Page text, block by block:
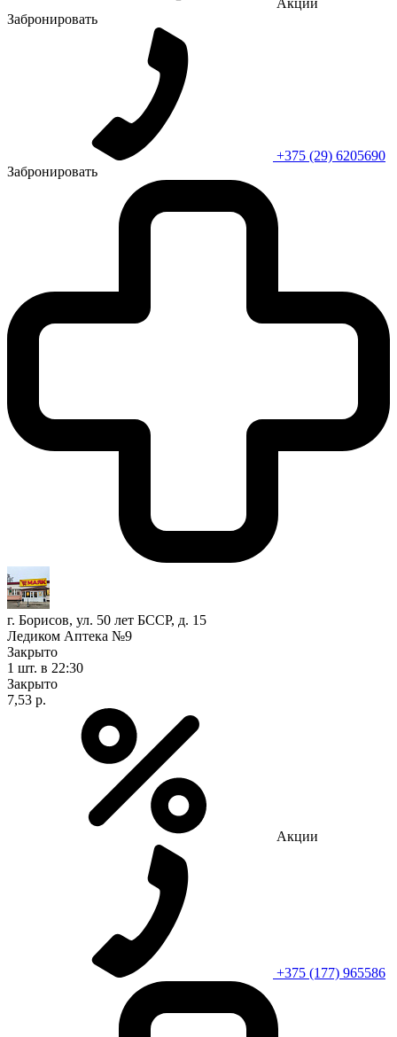
Забронировать
+375 (29) 6205690
Забронировать
г. Борисов, ул. 50 лет БССР, д. 15
Ледиком Аптека №9
Закрыто
1 шт. в 22:30
Закрыто
7,53 р.
Акции
+375 (177) 965586